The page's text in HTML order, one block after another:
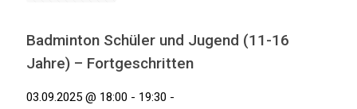
Badminton Schüler und Jugend (11-16
Jahre) – Fortgeschritten
03.09.2025 @ 18:00 - 19:30 -